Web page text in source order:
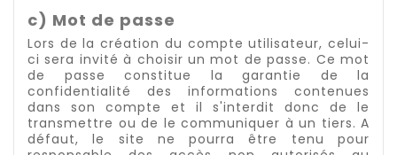
c) Mot de passe
Lors de la création du compte utilisateur, celui-
ci sera invité à choisir un mot de passe. Ce mot
de passe constitue la garantie de la
confidentialité des informations contenues
dans son compte et il s'interdit donc de le
transmettre ou de le communiquer à un tiers. A
défaut, le site ne pourra être tenu pour